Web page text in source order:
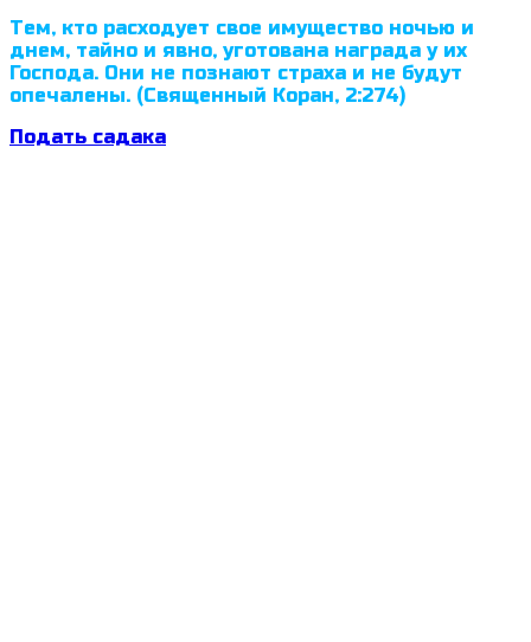
Тем, кто расходует свое имущество ночью и
днем, тайно и явно, уготована награда у их
Господа. Они не познают страха и не будут
опечалены. (Священный Коран, 2:274)
Подать садака